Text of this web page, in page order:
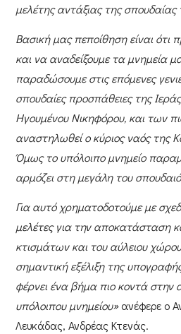
μελέτης αντάξιας της σπουδαίας
Βασική μας πεποίθηση είναι ότι
και να αναδείξουμε τα μνημεία
παραδώσουμε στις επόμενες
σπουδαίες προσπάθειες της
Ηγουμένου Νικηφόρου, και των
αναστηλωθεί ο κύριος ναός της
Όμως το υπόλοιπο μνημείο
αρμόζει στη μεγάλη του
Για αυτό χρηματοδοτούμε με
μελέτες για την αποκατάσταση
κτισμάτων και του αύλειου
σημαντική εξέλιξη της
φέρνει ένα βήμα πιο κοντά
υπόλοιπου μνημείου»ανέφερε ο
Λευκάδας, Ανδρέας Κτενάς.